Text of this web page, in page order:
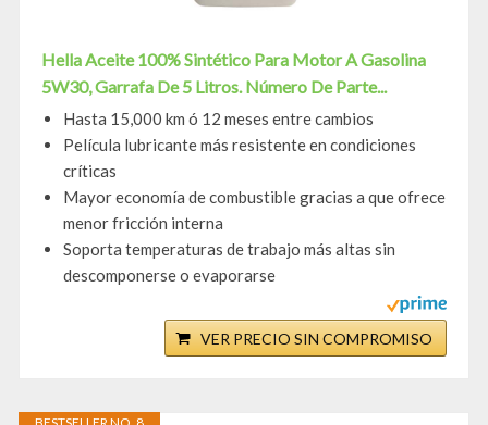
Hella Aceite 100% Sintético Para Motor A Gasolina
5W30, Garrafa De 5 Litros. Número De Parte...
Hasta 15,000 km ó 12 meses entre cambios
Película lubricante más resistente en condiciones
críticas
Mayor economía de combustible gracias a que ofrece
menor fricción interna
Soporta temperaturas de trabajo más altas sin
descomponerse o evaporarse
VER PRECIO SIN COMPROMISO